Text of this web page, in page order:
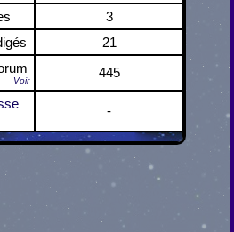
3
21
Voir
445
-